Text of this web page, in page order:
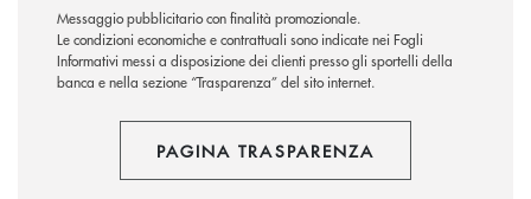
Messaggio pubblicitario con finalità promozionale.
Le condizioni economiche e contrattuali sono indicate nei Fogli
Informativi messi a disposizione dei clienti presso gli sportelli della
banca e nella sezione “Trasparenza” del sito internet.
PAGINA TRASPARENZA